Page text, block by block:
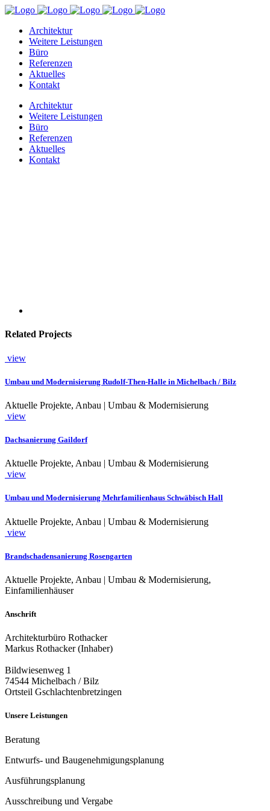
Architektur
Weitere Leistungen
Büro
Referenzen
Aktuelles
Kontakt
Architektur
Weitere Leistungen
Büro
Referenzen
Aktuelles
Kontakt
Related Projects
view
Umbau und Modernisierung Rudolf-Then-Halle in Michelbach / Bilz
Aktuelle Projekte, Anbau | Umbau & Modernisierung
view
Dachsanierung Gaildorf
Aktuelle Projekte, Anbau | Umbau & Modernisierung
view
Umbau und Modernisierung Mehrfamilienhaus Schwäbisch Hall
Aktuelle Projekte, Anbau | Umbau & Modernisierung
view
Brandschadensanierung Rosengarten
Aktuelle Projekte, Anbau | Umbau & Modernisierung,
Einfamilienhäuser
Anschrift
Architekturbüro Rothacker
Markus Rothacker (Inhaber)
Bildwiesenweg 1
74544 Michelbach / Bilz
Ortsteil Gschlachtenbretzingen
Unsere Leistungen
Beratung
Entwurfs- und Baugenehmigungsplanung
Ausführungsplanung
Ausschreibung und Vergabe